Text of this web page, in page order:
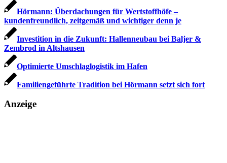
Hörmann: Überdachungen für Wertstoffhöfe –
kundenfreundlich, zeitgemäß und wichtiger denn je
Investition in die Zukunft: Hallenneubau bei Baljer &
Zembrod in Altshausen
Optimierte Umschlaglogistik im Hafen
Familiengeführte Tradition bei Hörmann setzt sich fort
Anzeige